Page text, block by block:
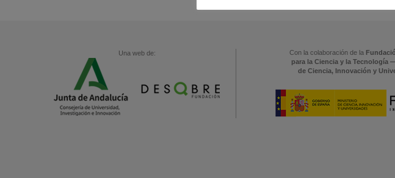
Una web de: Con la colaboración de la
para la Ciencia y la Tecnología
de Ciencia, Innovación y